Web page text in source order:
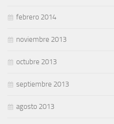
febrero 2014
noviembre 2013
octubre 2013
septiembre 2013
agosto 2013